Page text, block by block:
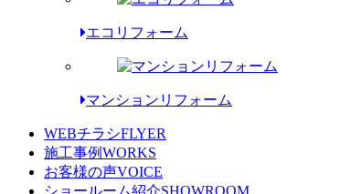
エコリフォーム
マンションリフォーム
WEBチラシFLYER
施工事例WORKS
お客様の声VOICE
ショールーム紹介SHOWROOM